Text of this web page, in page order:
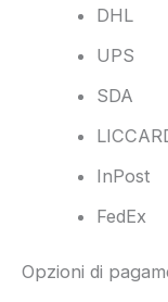
DHL
UPS
SDA
InPost
FedEx
Opzioni di